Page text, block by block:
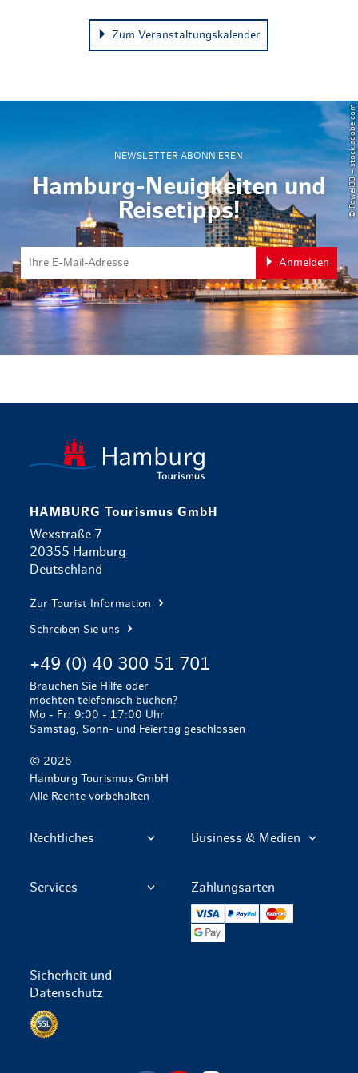
Zum Veranstaltungskalender
NEWSLETTER ABONNIEREN
Hamburg-Neuigkeiten und
Reisetipps!
Anmelden
© Powell83 – stock.adobe.com
HAMBURG Tourismus GmbH
Wexstraße 7
20355 Hamburg
Deutschland
Zur Tourist Information
Schreiben Sie uns
+49 (0) 40 300 51 701
Brauchen Sie Hilfe oder
möchten telefonisch buchen?
Mo - Fr: 9:00 - 17:00 Uhr
Samstag, Sonn- und Feiertag geschlossen
© 2026
Hamburg Tourismus GmbH
Alle Rechte vorbehalten
Rechtliches Business & Medien
Services Zahlungsarten
VISA PayPal
Sicherheit und
Datenschutz